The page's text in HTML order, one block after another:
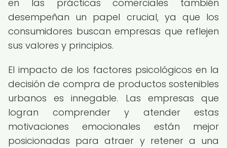
en las prácticas comerciales también
desempeñan un papel crucial, ya que los
consumidores buscan empresas que reflejen
sus valores y principios.
El impacto de los factores psicológicos en la
decisión de compra de productos sostenibles
urbanos es innegable. Las empresas que
logran comprender y atender estas
motivaciones emocionales están mejor
posicionadas para atraer y retener a una